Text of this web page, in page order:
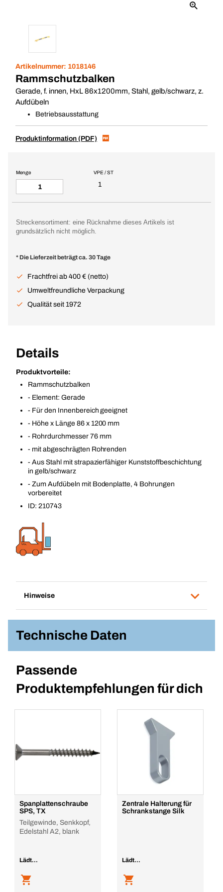
Artikelnummer: 1018146
Rammschutzbalken
Gerade, f. innen, HxL 86x1200mm, Stahl, gelb/schwarz, z.
Aufdübeln
Betriebsausstattung
Produktinformation (PDF)
VPE / ST
1
Menge
Streckensortiment: eine Rücknahme dieses Artikels ist
grundsätzlich nicht möglich.
* Die Lieferzeit beträgt ca. 30 Tage
Frachtfrei ab 400 € (netto)
Umweltfreundliche Verpackung
Qualität seit 1972
Details
Produktvorteile:
Rammschutzbalken
- Element: Gerade
- Für den Innenbereich geeignet
- Höhe x Länge 86 x 1200 mm
- Rohrdurchmesser 76 mm
- mit abgeschrägten Rohrenden
- Aus Stahl mit strapazierfähiger Kunststoffbeschichtung
in gelb/schwarz
- Zum Aufdübeln mit Bodenplatte, 4 Bohrungen
vorbereitet
ID: 210743
Hinweise
Technische Daten
Passende
Produktempfehlungen für dich
Spanplattenschraube
SPS, TX
Teilgewinde, Senkkopf,
Edelstahl A2, blank
Lädt...
Zentrale Halterung für
Schrankstange Silk
Lädt...